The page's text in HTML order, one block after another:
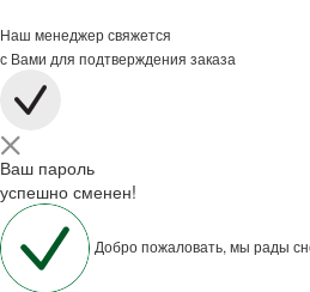
Наш менеджер свяжется
с Вами для подтверждения заказа
Ваш пароль
успешно сменен!
Добро пожаловать, мы рады